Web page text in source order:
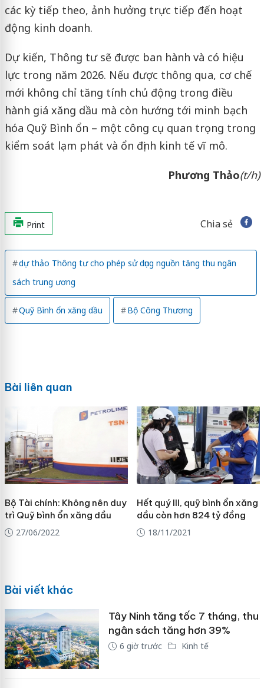
các kỳ tiếp theo, ảnh hưởng trực tiếp đến hoạt
động kinh doanh.
Dự kiến, Thông tư sẽ được ban hành và có hiệu
lực trong năm 2026. Nếu được thông qua, cơ chế
mới không chỉ tăng tính chủ động trong điều
hành giá xăng dầu mà còn hướng tới minh bạch
hóa Quỹ Bình ổn – một công cụ quan trọng trong
kiểm soát lạm phát và ổn định kinh tế vĩ mô.
Phương Thảo(t/h)
Print Chia sẻ
dự thảo Thông tư cho phép sử dụng nguồn tăng thu ngân
sách trung ương
Quỹ Bình ổn xăng dầu Bộ Công Thương
Bài liên quan
Bộ Tài chính: Không nên duy
trì Quỹ bình ổn xăng dầu
27/06/2022
Hết quý III, quỹ bình ổn xăng
dầu còn hơn 824 tỷ đồng
18/11/2021
Bài viết khác
Tây Ninh tăng tốc 7 tháng, thu
ngân sách tăng hơn 39%
6 giờ trước Kinh tế